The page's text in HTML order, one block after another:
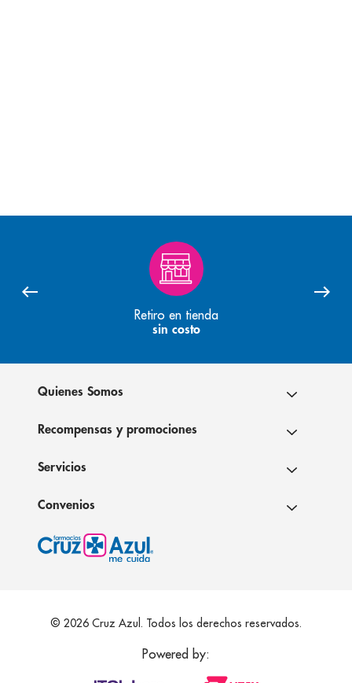
Retiro en tienda
sin costo
Quienes Somos
Recompensas y promociones
Servicios
Convenios
© 2026 Cruz Azul. Todos los derechos reservados.
Powered by: